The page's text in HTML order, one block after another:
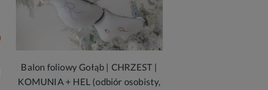
Balon foliowy Gołąb | CHRZEST |
KOMUNIA + HEL (odbiór osobisty,